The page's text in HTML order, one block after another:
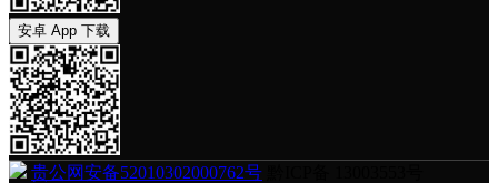
安卓 App 下载
贵公网安备52010302000762号